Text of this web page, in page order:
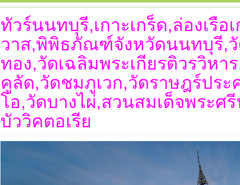
ทัวร์นนทบุรี,เกาะเกร็ด,ล่องเรือ
วาส,พิพิธภัณฑ์จังหวัดนนทบุรี,วั
ทอง,วัดเฉลิมพระเกียรติวรวิห
คูลัด,วัดชมภูเวก,วัดราษฎร์ปร
โอ,วัดบางไผ่,สวนสมเด็จพระศ
บัววิคตอเรีย